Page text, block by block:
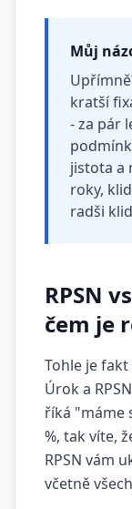
Můj
kratší
- za pár
jistota a
roky,
radši
RPSN
čem je
Tohle je
Úrok a
říká "máme
%, tak víte,
RPSN vám
včetně